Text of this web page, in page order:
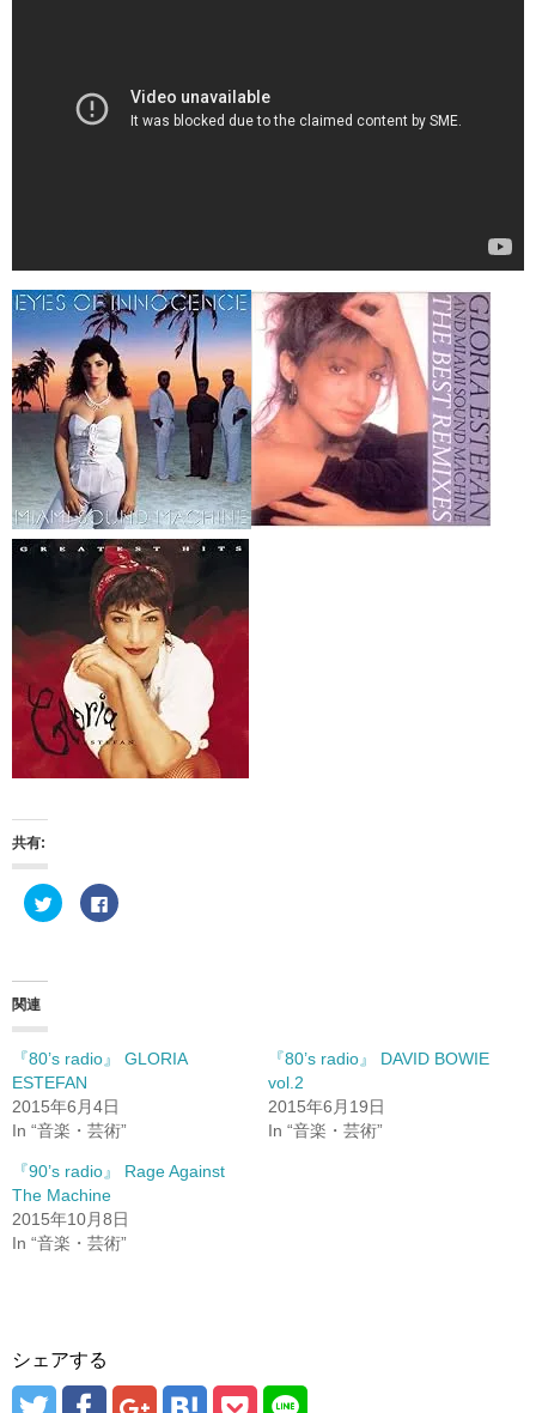
共有:
ク
リ
e
r
で
共
有
(
新
い
ウ
ィ
ン
ド
ウ
で
F
a
は
ク
リ
ッ
く
だ
さ
い
(
で
開
関連
『80’s radio』 GLORIA
ESTEFAN
2015年6月4日
In “音楽・芸術”
『80’s radio』 DAVID BOWIE
vol.2
2015年6月19日
In “音楽・芸術”
『90’s radio』 Rage Against
The Machine
2015年10月8日
In “音楽・芸術”
シェアする